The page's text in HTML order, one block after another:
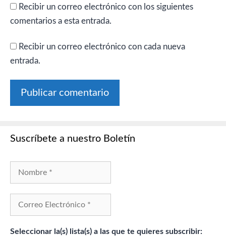
Recibir un correo electrónico con los siguientes
comentarios a esta entrada.
Recibir un correo electrónico con cada nueva
entrada.
Suscríbete a nuestro Boletín
Seleccionar la(s) lista(s) a las que te quieres subscribir: